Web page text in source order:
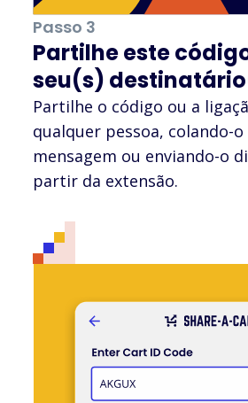
Passo 3
Partilhe este
seu(s)
Partilhe o código ou a
qualquer pessoa, colando-o
mensagem ou enviando-o
partir da extensão.